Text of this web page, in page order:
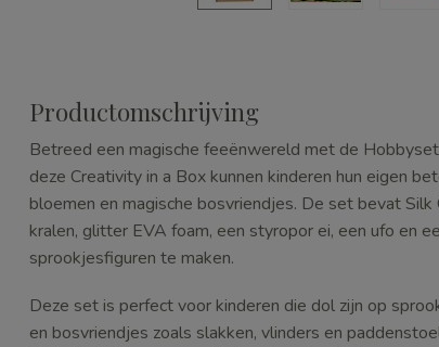
Productomschrijving
Betreed een magische feeënwereld met de
deze Creativity in a Box kunnen kinderen hun eigen
bloemen en magische bosvriendjes. De set bevat
kralen, glitter EVA foam, een styropor ei, een ufo en
sprookjesfiguren te maken.
Deze set is perfect voor kinderen die dol zijn op
en bosvriendjes zoals slakken, vlinders en